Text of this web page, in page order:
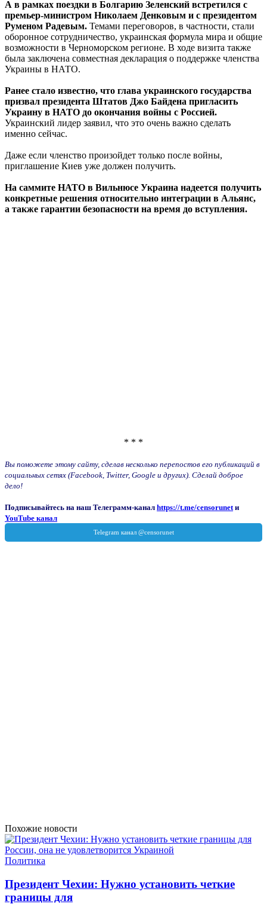
А в рамках поездки в Болгарию Зеленский встретился с
премьер-министром Николаем Денковым и с президентом
Руменом Радевым. Темами переговоров, в частности, стали
оборонное сотрудничество, украинская формула мира и общие
возможности в Черноморском регионе. В ходе визита также
была заключена совместная декларация о поддержке членства
Украины в НАТО.
Ранее стало известно, что глава украинского государства
призвал президента Штатов Джо Байдена пригласить
Украину в НАТО до окончания войны с Россией.
Украинский лидер заявил, что это очень важно сделать
именно сейчас.
Даже если членство произойдет только после войны,
приглашение Киев уже должен получить.
На саммите НАТО в Вильнюсе Украина надеется получить
конкретные решения относительно интеграции в Альянс,
а также гарантии безопасности на время до вступления.
* * *
Вы поможете этому сайту, сделав несколько перепостов его публикаций в
социальных сетях (Facebook, Twitter, Google и других). Сделай доброе
дело!
Подписывайтесь на наш Телеграмм-канал https://t.me/censorunet и
YouTube канал
Похожие новости
Политика
Президент Чехии: Нужно установить четкие
границы для